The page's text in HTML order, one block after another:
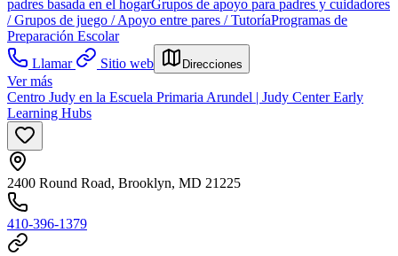
padres basada en el hogarGrupos de apoyo para padres y cuidadores
/ Grupos de juego / Apoyo entre pares / TutoríaProgramas de
Preparación Escolar
Llamar
Sitio web Direcciones
Ver más
Centro Judy en la Escuela Primaria Arundel | Judy Center Early
Learning Hubs
2400 Round Road, Brooklyn, MD 21225
410-396-1379